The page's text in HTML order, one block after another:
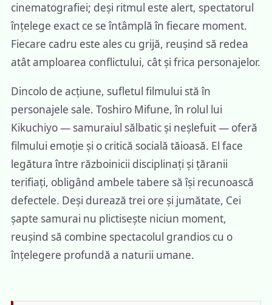
cinematografiei; deși ritmul este alert, spectatorul
înțelege exact ce se întâmplă în fiecare moment.
Fiecare cadru este ales cu grijă, reușind să redea
atât amploarea conflictului, cât și frica personajelor.
Dincolo de acțiune, sufletul filmului stă în
personajele sale. Toshiro Mifune, în rolul lui
Kikuchiyo — samuraiul sălbatic și neșlefuit — oferă
filmului emoție și o critică socială tăioasă. El face
legătura între războinicii disciplinați și țăranii
terifiați, obligând ambele tabere să își recunoască
defectele. Deși durează trei ore și jumătate, Cei
șapte samurai nu plictisește niciun moment,
reușind să combine spectacolul grandios cu o
înțelegere profundă a naturii umane.